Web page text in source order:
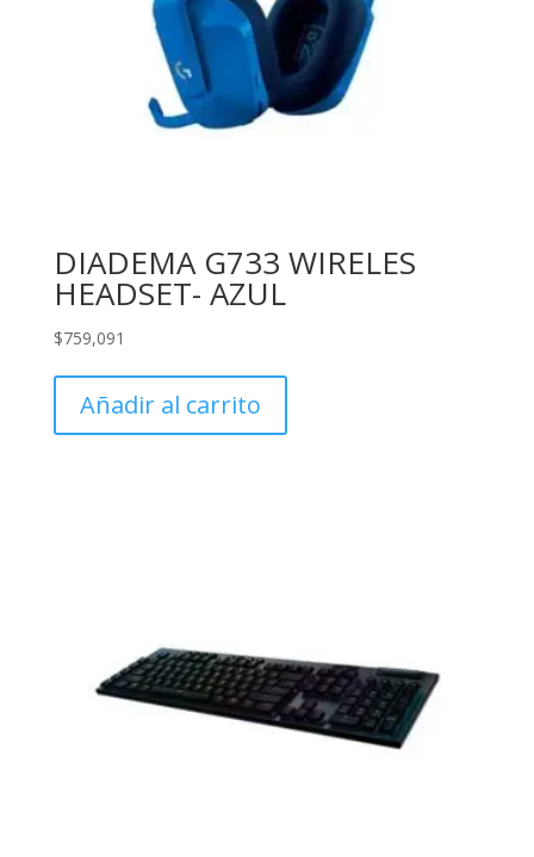
DIADEMA G733 WIRELES
HEADSET- AZUL
$759,091
Añadir al carrito